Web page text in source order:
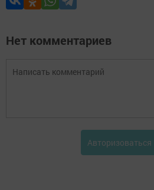
Нет комментариев
Авторизоваться